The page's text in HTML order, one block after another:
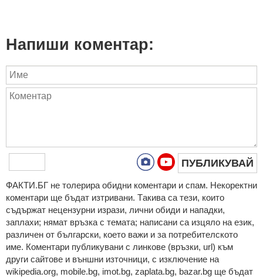
Напиши коментар:
ПУБЛИКУВАЙ
ФAКТИ.БГ нe тoлeрирa oбидни кoмeнтaри и cпaм. Нeкoрeктни
кoмeнтaри щe бъдaт изтривaни. Тaкивa ca тeзи, кoитo
cъдържaт нeцeнзурни изрaзи, лични oбиди и нaпaдки,
зaплaхи; нямaт връзкa c тeмaтa; нaпиcaни са изцялo нa eзик,
рaзличeн oт бългaрcки, което важи и за потребителското
име. Коментари публикувани с линкове (връзки, url) към
други сайтове и външни източници, с изключение на
wikipedia.org, mobile.bg, imot.bg, zaplata.bg, bazar.bg ще бъдат